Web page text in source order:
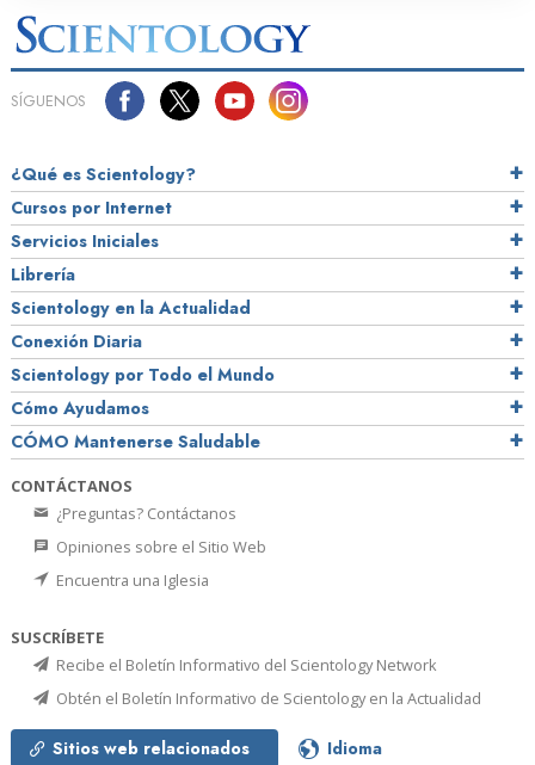
SÍGUENOS
¿Qué es Scientology?
Cursos por Internet
Servicios Iniciales
Librería
Scientology en la Actualidad
Conexión Diaria
Scientology por Todo el Mundo
Cómo Ayudamos
CÓMO Mantenerse Saludable
CONTÁCTANOS
¿Preguntas? Contáctanos
Opiniones sobre el Sitio Web
Encuentra una Iglesia
SUSCRÍBETE
Recibe el Boletín Informativo del Scientology Network
Obtén el Boletín Informativo de Scientology en la Actualidad
Sitios web relacionados Idioma